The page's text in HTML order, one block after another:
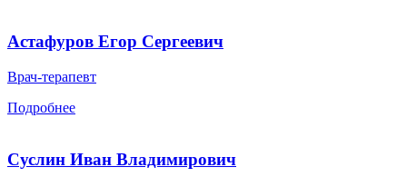
Астафуров Егор Сергеевич
Врач-терапевт
Подробнее
Суслин Иван Владимирович